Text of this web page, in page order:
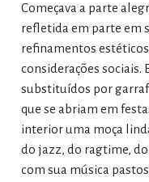
Começava a parte
refletida em parte em
refinamentos
considerações sociais.
substituídos por
que se abriam em
interior uma moça
do jazz, do ragtime,
com sua música